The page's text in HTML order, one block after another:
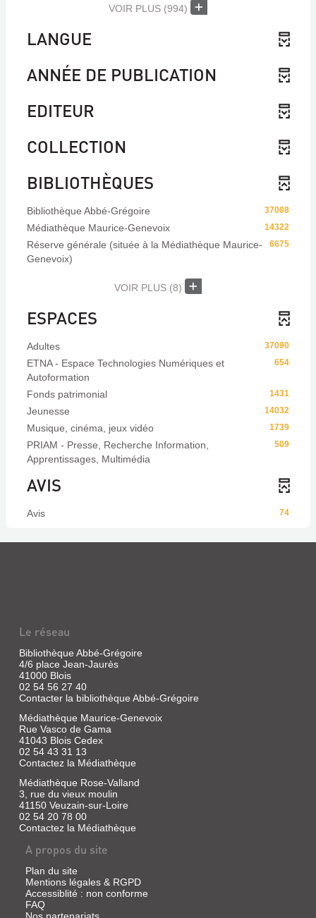
VOIR PLUS (994)
LANGUE
ANNÉE DE PUBLICATION
EDITEUR
COLLECTION
BIBLIOTHÈQUES
37008
Bibliothèque Abbé-Grégoire
14322
Médiathèque Maurice-Genevoix
6675
Réserve générale (située à la Médiathèque Maurice-
Genevoix)
VOIR PLUS (8)
ESPACES
37090
Adultes
654
ETNA - Espace Technologies Numériques et
Autoformation
1431
Fonds patrimonial
14032
Jeunesse
1739
Musique, cinéma, jeux vidéo
509
PRIAM - Presse, Recherche Information,
Apprentissages, Multimédia
AVIS
74
Avis
Le réseau
Bibliothèque Abbé-Grégoire
4/6 place Jean-Jaurès
41000 Blois
02 54 56 27 40
Contacter la bibliothèque Abbé-Grégoire
Médiathèque Maurice-Genevoix
Rue Vasco de Gama
41043 Blois Cedex
02 54 43 31 13
Contactez la Médiathèque
Médiathèque Rose-Valland
3, rue du vieux moulin
41150 Veuzain-sur-Loire
02 54 20 78 00
Contactez la Médiathèque
A propos du site
Plan du site
Mentions légales & RGPD
Accessiblité : non conforme
FAQ